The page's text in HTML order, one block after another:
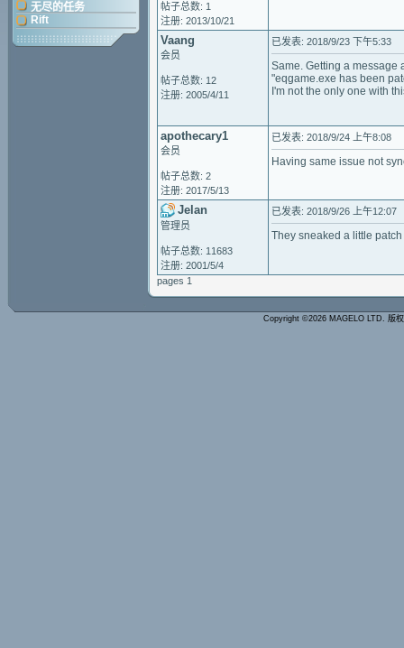
无尽的任务
Rift
帖子总数: 1
注册: 2013/10/21
Vaang
会员
帖子总数: 12
注册: 2005/4/11
已发表: 2018/9/23 下午5:33
Same. Getting a message
"eqgame.exe has been
I'm not the only one with
apothecary1
会员
帖子总数: 2
注册: 2017/5/13
已发表: 2018/9/24 上午8:08
Having same issue not
Jelan
管理员
帖子总数: 11683
注册: 2001/5/4
已发表: 2018/9/26 上午12:07
They sneaked a little
pages 1
Copyright ©2026 MAGELO LTD. 版